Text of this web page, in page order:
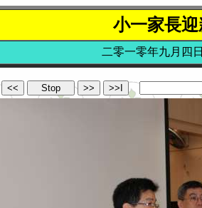
小一家長
二零一零年九月四